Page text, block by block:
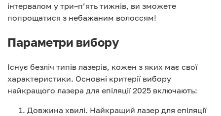
інтервалом у три–п’ять тижнів, ви зможете
попрощатися з небажаним волоссям!
Параметри вибору
Існує безліч типів лазерів, кожен з яких має свої
характеристики. Основні критерії вибору
найкращого лазера для епіляції 2025 включають:
Довжина хвилі. Найкращий лазер для епіляції